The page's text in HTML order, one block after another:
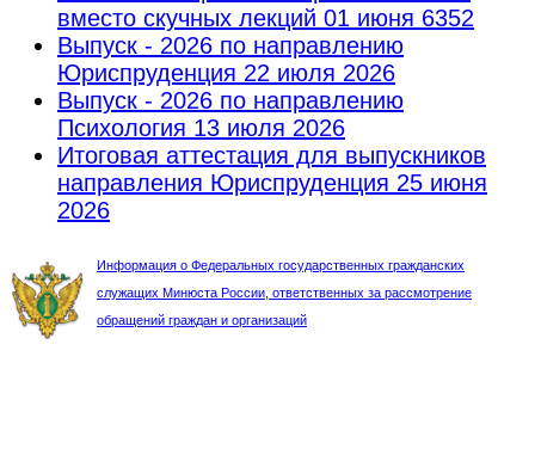
вместо скучных лекций 01 июня 6352
Выпуск - 2026 по направлению
Юриспруденция 22 июля 2026
Выпуск - 2026 по направлению
Психология 13 июля 2026
Итоговая аттестация для выпускников
направления Юриспруденция 25 июня
2026
Информация о Федеральных государственных гражданских
служащих Минюста России, ответственных за рассмотрение
обращений граждан и организаций